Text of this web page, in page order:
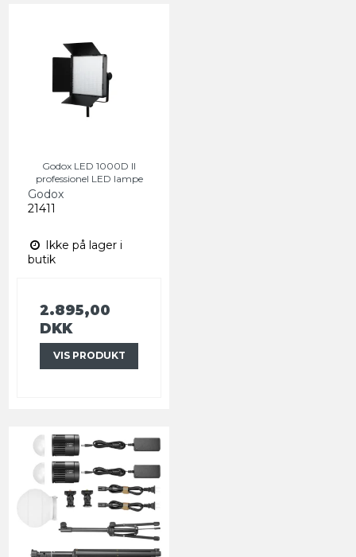
Godox LED 1000D II
professionel LED lampe
Godox
21411
Ikke på lager i
butik
2.895,00
DKK
VIS PRODUKT